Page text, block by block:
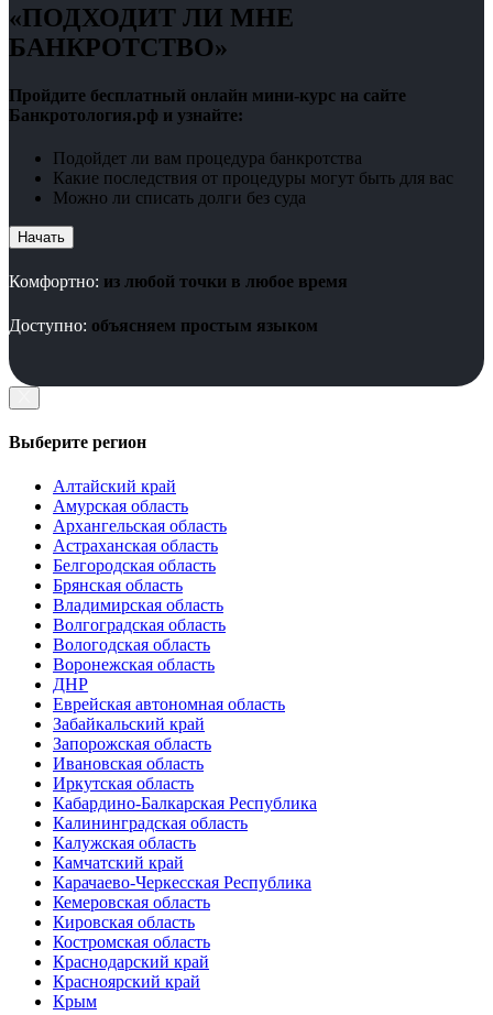
«ПОДХОДИТ ЛИ МНЕ
БАНКРОТСТВО»
Пройдите бесплатный онлайн мини-курс на сайте
Банкротология.рф и узнайте:
Подойдет ли вам процедура банкротства
Какие последствия от процедуры могут быть для вас
Можно ли списать долги без суда
Начать
Комфортно: из любой точки в любое время
Доступно: объясняем простым языком
Выберите регион
Алтайский край
Амурская область
Архангельская область
Астраханская область
Белгородская область
Брянская область
Владимирская область
Волгоградская область
Вологодская область
Воронежская область
ДНР
Еврейская автономная область
Забайкальский край
Запорожская область
Ивановская область
Иркутская область
Кабардино-Балкарская Республика
Калининградская область
Калужская область
Камчатский край
Карачаево-Черкесская Республика
Кемеровская область
Кировская область
Костромская область
Краснодарский край
Красноярский край
Крым